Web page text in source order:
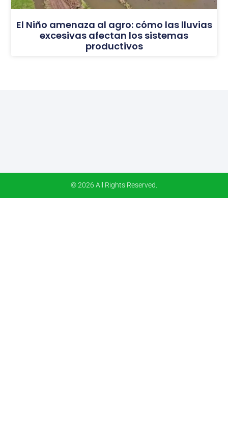
El Niño amenaza al agro: cómo las lluvias
excesivas afectan los sistemas
productivos
© 2026 All Rights Reserved.